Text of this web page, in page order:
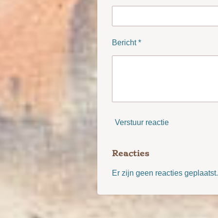
Bericht *
Verstuur reactie
Reacties
Er zijn geen reacties geplaatst.